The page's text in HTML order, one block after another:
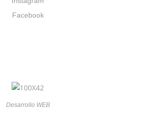
Facebook
Desarrollo WEB